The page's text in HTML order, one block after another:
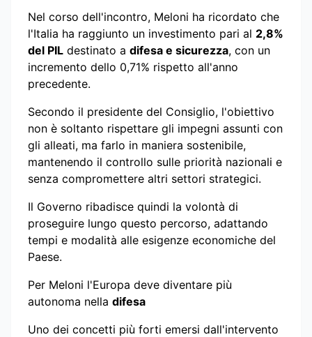
Nel corso dell'incontro, Meloni ha ricordato che
l'Italia ha raggiunto un investimento pari al 2,8%
del PIL destinato a difesa e sicurezza, con un
incremento dello 0,71% rispetto all'anno
precedente.
Secondo il presidente del Consiglio, l'obiettivo
non è soltanto rispettare gli impegni assunti con
gli alleati, ma farlo in maniera sostenibile,
mantenendo il controllo sulle priorità nazionali e
senza compromettere altri settori strategici.
Il Governo ribadisce quindi la volontà di
proseguire lungo questo percorso, adattando
tempi e modalità alle esigenze economiche del
Paese.
Per Meloni l'Europa deve diventare più
autonoma nella difesa
Uno dei concetti più forti emersi dall'intervento